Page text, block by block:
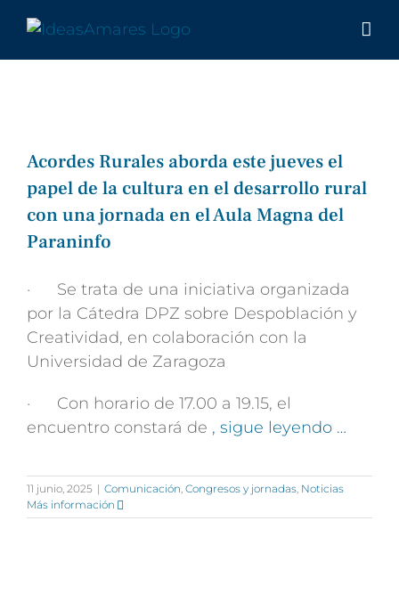
contenido
Acordes Rurales aborda este jueves el
papel de la cultura en el desarrollo rural
con una jornada en el Aula Magna del
Paraninfo
· Se trata de una iniciativa organizada
por la Cátedra DPZ sobre Despoblación y
Creatividad, en colaboración con la
Universidad de Zaragoza
· Con horario de 17.00 a 19.15, el
encuentro constará de , sigue leyendo …
11 junio, 2025 | Comunicación, Congresos y jornadas, Noticias
Más información